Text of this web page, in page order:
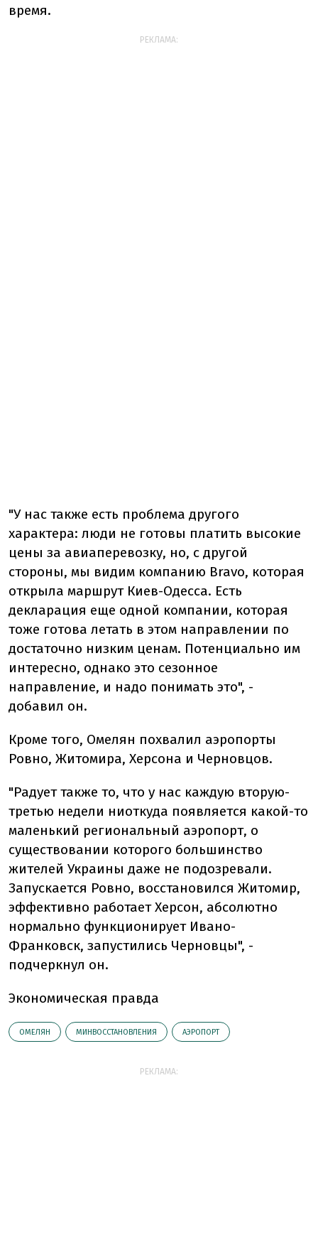
время.
РЕКЛАМА:
"У нас также есть проблема другого
характера: люди не готовы платить высокие
цены за авиаперевозку, но, с другой
стороны, мы видим компанию Bravo, которая
открыла маршрут Киев-Одесса. Есть
декларация еще одной компании, которая
тоже готова летать в этом направлении по
достаточно низким ценам. Потенциально им
интересно, однако это сезонное
направление, и надо понимать это", -
добавил он.
Кроме того, Омелян похвалил аэропорты
Ровно, Житомира, Херсона и Черновцов.
"Радует также то, что у нас каждую вторую-
третью недели ниоткуда появляется какой-то
маленький региональный аэропорт, о
существовании которого большинство
жителей Украины даже не подозревали.
Запускается Ровно, восстановился Житомир,
эффективно работает Херсон, абсолютно
нормально функционирует Ивано-
Франковск, запустились Черновцы", -
подчеркнул он.
Экономическая правда
ОМЕЛЯН МИНВОССТАНОВЛЕНИЯ АЭРОПОРТ
РЕКЛАМА: